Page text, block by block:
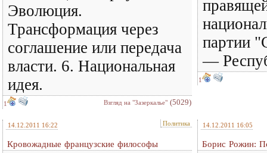
Эволюция.
Трансформация через
соглашение или передача
власти. 6. Национальная
идея.
1 Взгляд на "Зазеркалье" (5029)
партии
—
1
14.12.2011 16:22 Политика
Кровожадные французские философы
14.12.2011 16:05
Борис Рожин: